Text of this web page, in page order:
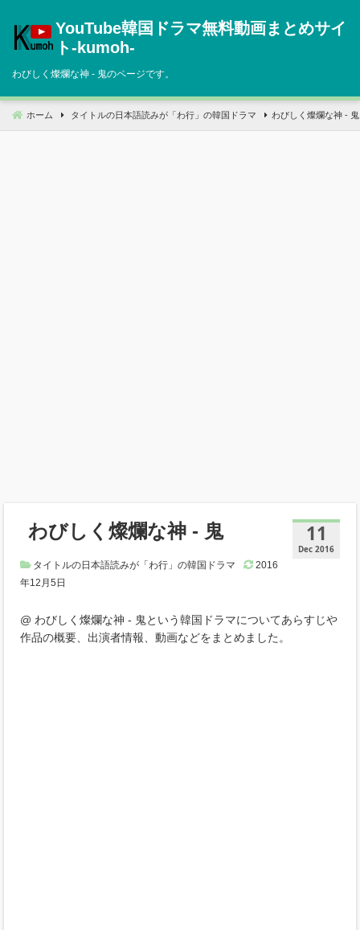
へ
動
YouTube韓国ドラマ無料動画まとめサイ
ト‐kumoh‐
わびしく燦爛な神 ‐ 鬼のページです。
ホーム タイトルの日本語読みが「わ行」の韓国ドラマ わびしく燦爛な神 ‐ 鬼
11
Dec 2016
わびしく燦爛な神 ‐ 鬼
タイトルの日本語読みが「わ行」の韓国ドラマ
2016
年12月5日
@ わびしく燦爛な神 ‐ 鬼という韓国ドラマについてあらすじや
作品の概要、出演者情報、動画などをまとめました。